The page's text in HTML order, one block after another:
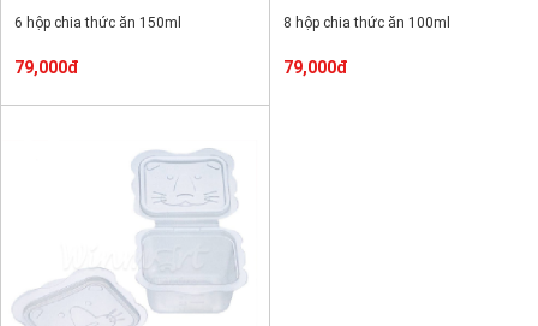
6 hộp chia thức ăn 150ml
79,000đ
8 hộp chia thức ăn 100ml
79,000đ